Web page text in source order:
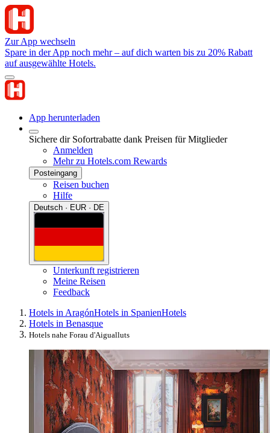
Zur App wechseln
Spare in der App noch mehr – auf dich warten bis zu 20% Rabatt
auf ausgewählte Hotels.
App herunterladen
Sichere dir Sofortrabatte dank Preisen für Mitglieder
Anmelden
Mehr zu Hotels.com Rewards
Posteingang
Reisen buchen
Hilfe
Deutsch · EUR · DE
Unterkunft registrieren
Meine Reisen
Feedback
Hotels in AragónHotels in SpanienHotels
Hotels in Benasque
Hotels nahe Forau d'Aigualluts